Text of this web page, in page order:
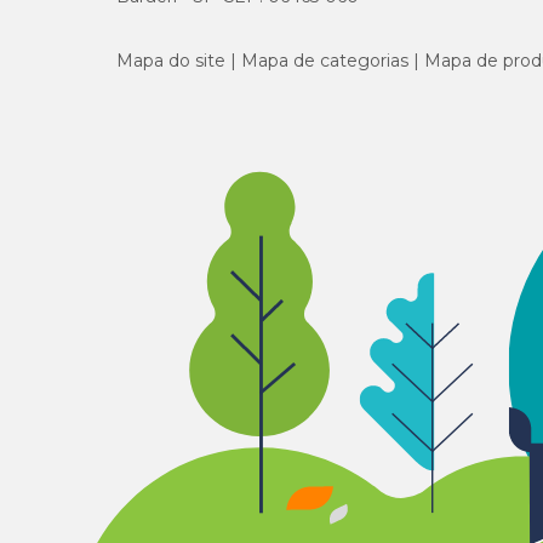
Mapa do site Mapa de categorias Mapa de